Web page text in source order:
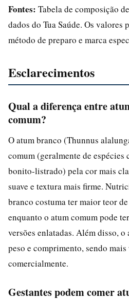
Fontes: Tabela de composição
dados do Tua Saúde. Os
método de preparo e marca
Esclarecimentos
Qual a diferença entre
comum?
O atum branco (Thunnus
comum (geralmente de
bonito-listrado) pela cor mais
suave e textura mais firme.
branco costuma ter maior teor
enquanto o atum comum pode
versões enlatadas. Além disso,
peso e comprimento, sendo
comercialmente.
Gestantes podem comer